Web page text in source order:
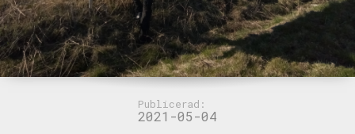
Publicerad:
2021-05-04